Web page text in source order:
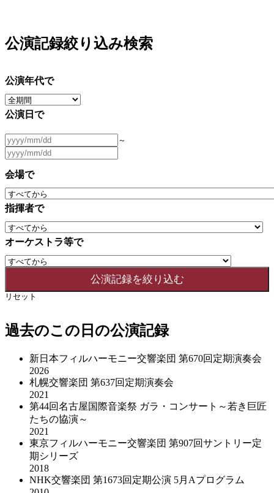
公演記録絞り込み検索
公演年代で
公演日で
～
会場で
指揮者で
オーケストラ等で
リセット
過去のこの日の公演記録
新日本フィルハーモニー交響楽団 第670回定期演奏会
2026
札幌交響楽団 第637回定期演奏会
2021
第44回名古屋国際音楽祭 ガラ・コンサート～若き巨匠
たちの協演～
2021
東京フィルハーモニー交響楽団 第907回サントリー定
期シリーズ
2018
NHK交響楽団 第1673回定期公演 5月Aプログラム